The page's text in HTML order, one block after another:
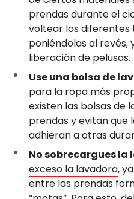
prendas durante el
voltear los diferentes
poniéndolas al revés,
liberación de pelusas.
Use una bolsa de
para la ropa más
existen las bolsas de
prendas y evitan que
adhieran a otras
No sobrecargues la
exceso la lavadora,
entre las prendas